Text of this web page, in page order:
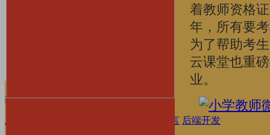
考研·升学
AI·数字技能 编程语言 后端开发
着教师资格
年，所有要
为了帮助考
云课堂也重
业。